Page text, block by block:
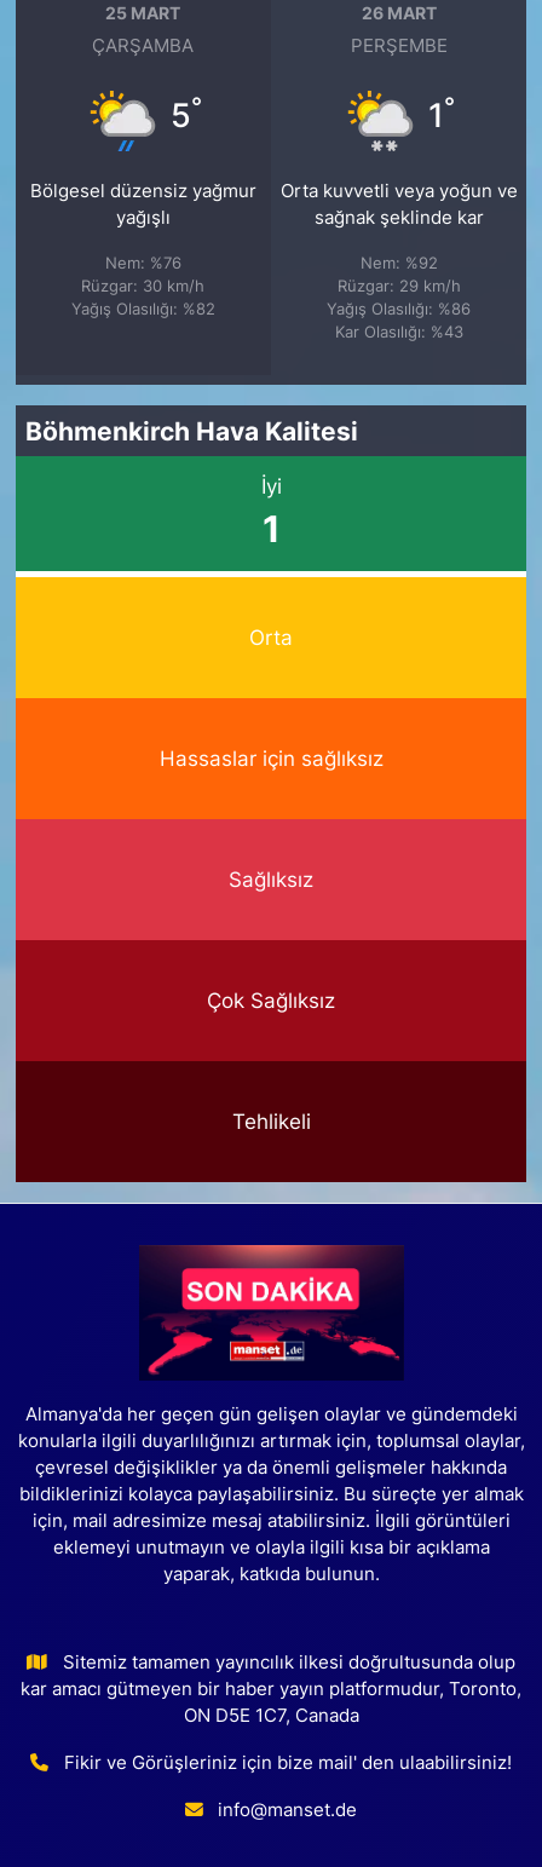
25 MART
ÇARŞAMBA
5°
Bölgesel düzensiz yağmur
yağışlı
Nem: %76
Rüzgar: 30 km/h
Yağış Olasılığı: %82
26 MART
PERŞEMBE
1°
Orta kuvvetli veya yoğun ve
sağnak şeklinde kar
Nem: %92
Rüzgar: 29 km/h
Yağış Olasılığı: %86
Kar Olasılığı: %43
Böhmenkirch Hava Kalitesi
İyi
1
Orta
Hassaslar için sağlıksız
Sağlıksız
Çok Sağlıksız
Tehlikeli
Almanya'da her geçen gün gelişen olaylar ve gündemdeki
konularla ilgili duyarlılığınızı artırmak için, toplumsal olaylar,
çevresel değişiklikler ya da önemli gelişmeler hakkında
bildiklerinizi kolayca paylaşabilirsiniz. Bu süreçte yer almak
için, mail adresimize mesaj atabilirsiniz. İlgili görüntüleri
eklemeyi unutmayın ve olayla ilgili kısa bir açıklama
yaparak, katkıda bulunun.
Sitemiz tamamen yayıncılık ilkesi doğrultusunda olup
kar amacı gütmeyen bir haber yayın platformudur, Toronto,
ON D5E 1C7, Canada
Fikir ve Görüşleriniz için bize mail' den ulaabilirsiniz!
info@manset.de